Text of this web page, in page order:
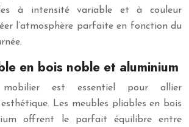
à intensité variable et à couleur
l’atmosphère parfaite en fonction du
en bois noble et aluminium
est essentiel pour allier
Les meubles pliables en bois
offrent le parfait équilibre entre